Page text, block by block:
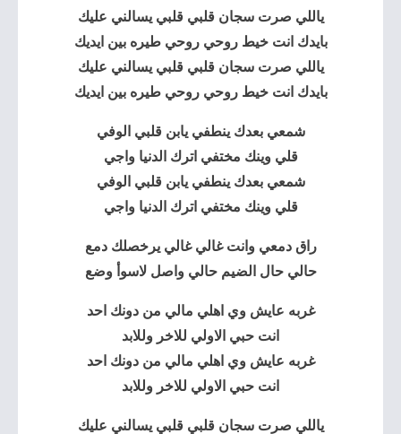
ياللي صرتسجان قلبي قلبي يسالني عليك
بايدك انت خيط روحي روحي طيره بين ايديك
ياللي صرتسجان قلبي قلبي يسالني عليك
بايدك انت خيط روحي روحي طيره بين ايديك
شمعي بعدك ينطفي يابن قلبي الوفي
قلي وينك مختفي اترك الدنيا واجي
شمعي بعدك ينطفي يابن قلبي الوفي
قلي وينك مختفي اترك الدنيا واجي
راق دمعي وانت غالي غالي يرخصلك دمع
حالي حال الضيم حالي واصل لاسوأ وضع
غربه عايش وي اهلي مالي من دونك احد
انت حبي الاولي للاخر وللابد
غربه عايش وي اهلي مالي من دونك احد
انت حبي الاولي للاخر وللابد
ياللي صرت سجان قلبي قلبي يسالني عليك